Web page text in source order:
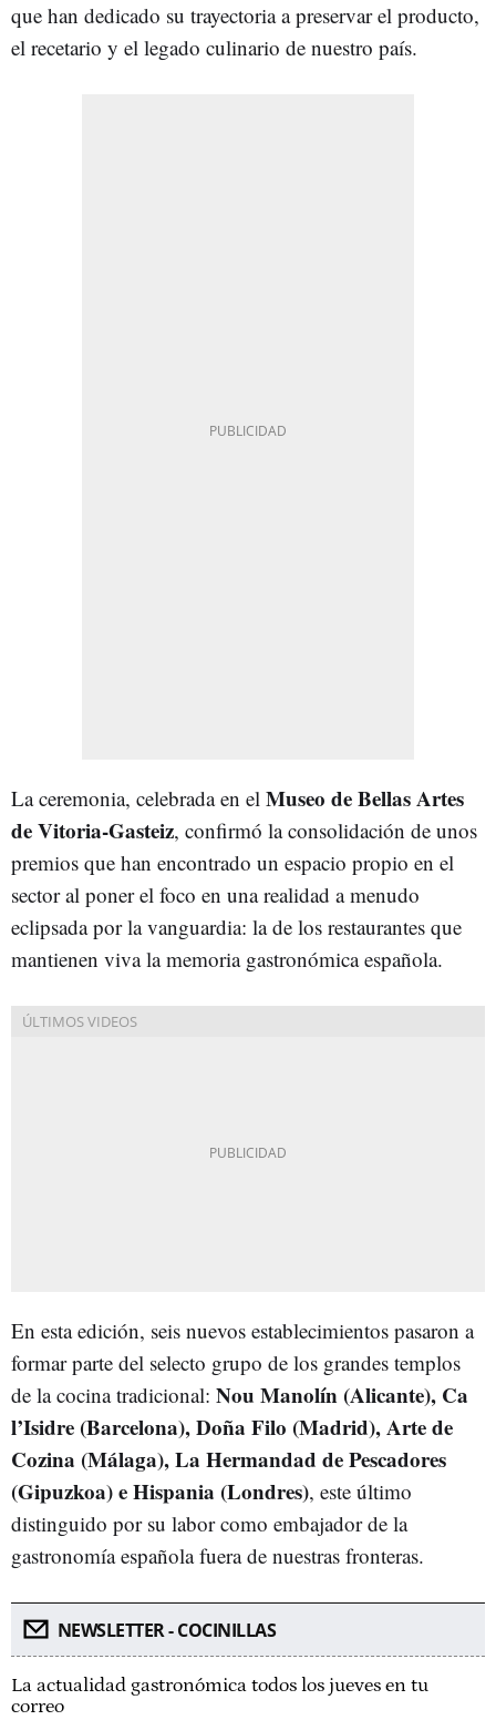
que han dedicado su trayectoria a preservar el producto,
el recetario y el legado culinario de nuestro país.
La ceremonia, celebrada en el Museo de Bellas Artes
de Vitoria-Gasteiz, confirmó la consolidación de unos
premios que han encontrado un espacio propio en el
sector al poner el foco en una realidad a menudo
eclipsada por la vanguardia: la de los restaurantes que
mantienen viva la memoria gastronómica española.
En esta edición, seis nuevos establecimientos pasaron a
formar parte del selecto grupo de los grandes templos
de la cocina tradicional: Nou Manolín (Alicante), Ca
l’Isidre (Barcelona), Doña Filo (Madrid), Arte de
Cozina (Málaga), La Hermandad de Pescadores
(Gipuzkoa) e Hispania (Londres), este último
distinguido por su labor como embajador de la
gastronomía española fuera de nuestras fronteras.
NEWSLETTER - COCINILLAS
La actualidad gastronómica todos los jueves en tu
correo